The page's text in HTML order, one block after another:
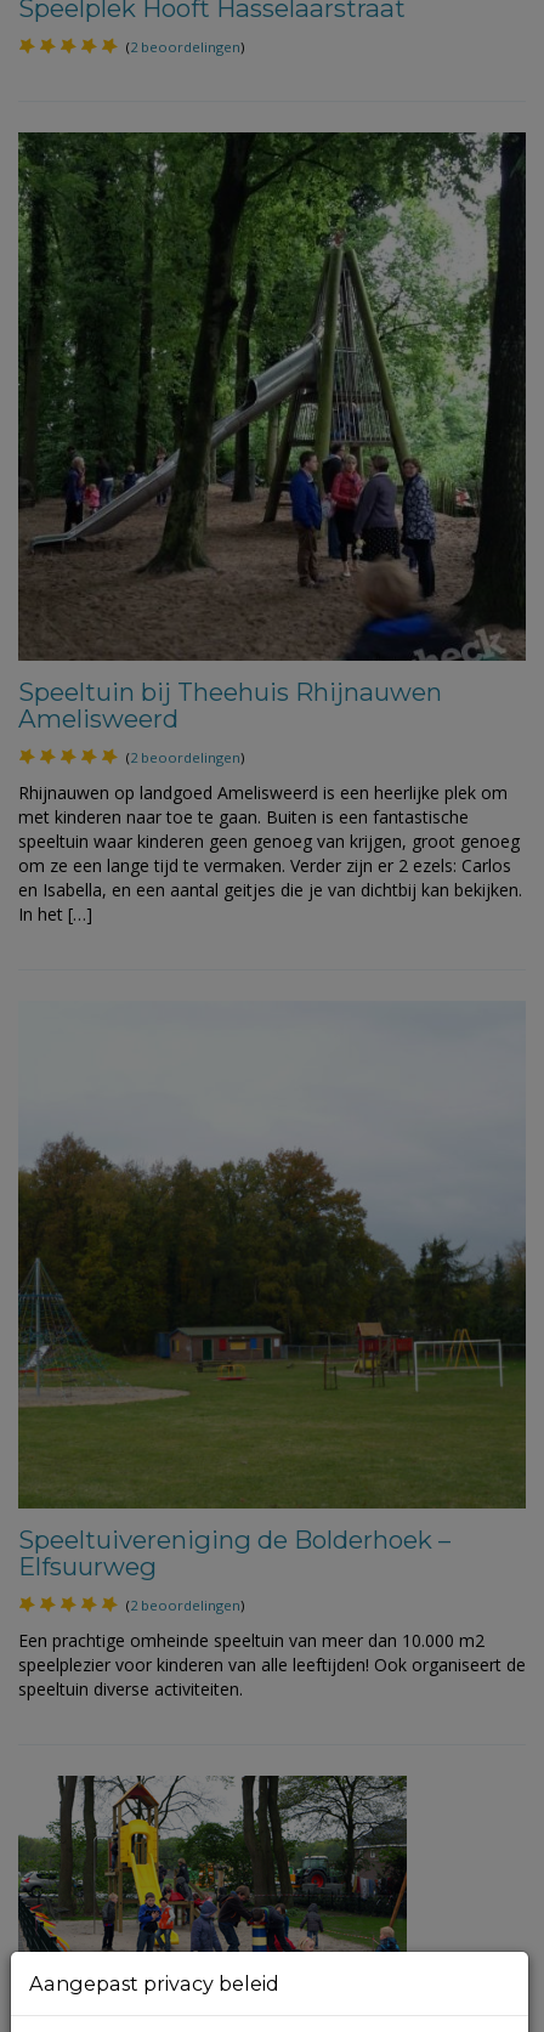
Speelplek Hooft Hasselaarstraat
(2 beoordelingen)
Speeltuin bij Theehuis Rhijnauwen
Amelisweerd
(2 beoordelingen)
Rhijnauwen op landgoed Amelisweerd is een heerlijke plek om
met kinderen naar toe te gaan. Buiten is een fantastische
speeltuin waar kinderen geen genoeg van krijgen, groot genoeg
om ze een lange tijd te vermaken. Verder zijn er 2 ezels: Carlos
en Isabella, en een aantal geitjes die je van dichtbij kan bekijken.
In het […]
Speeltuivereniging de Bolderhoek –
Elfsuurweg
(2 beoordelingen)
Een prachtige omheinde speeltuin van meer dan 10.000 m2
speelplezier voor kinderen van alle leeftijden! Ook organiseert de
speeltuin diverse activiteiten.
Aangepast privacy beleid